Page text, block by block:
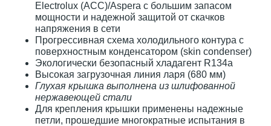
Electrolux (ACC)/Aspera с большим запасом
мощности и надежной защитой от скачков
напряжения в сети
Прогрессивная схема холодильного контура с
поверхностным конденсатором (skin condenser)
Экологически безопасный хладагент R134a
Высокая загрузочная линия ларя (680 мм)
Глухая крышка выполнена из шлифованной
нержавеющей стали
Для крепления крышки применены надежные
петли, прошедшие многократные испытания в